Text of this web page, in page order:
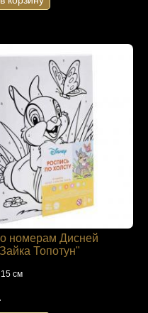
номерам Дисней
Топотун"
см